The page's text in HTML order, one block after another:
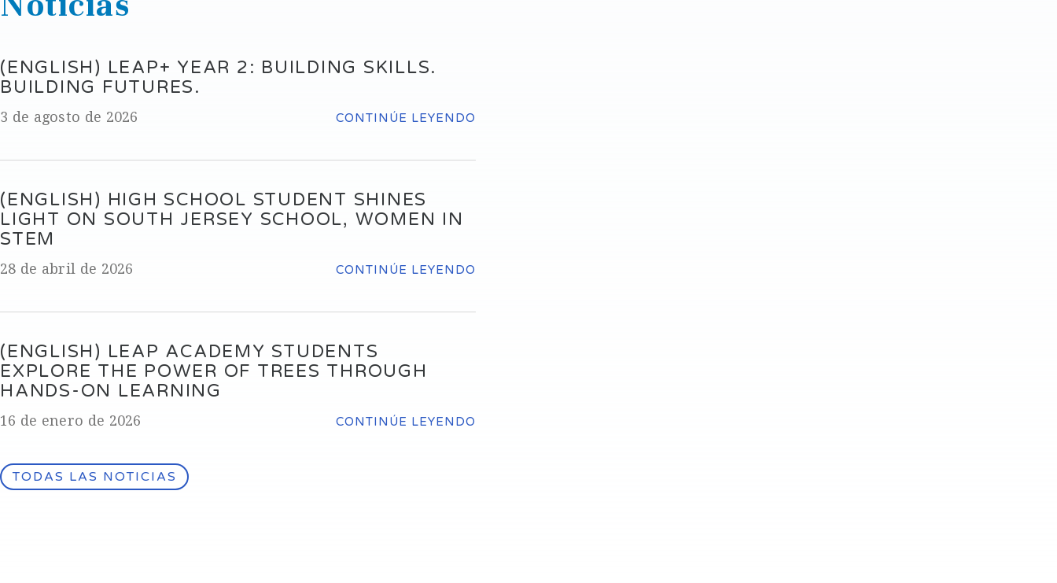
(ENGLISH) LEAP+ YEAR 2: BUILDING SKILLS.
BUILDING FUTURES.
3 de agosto de 2026 CONTINÚE LEYENDO
(ENGLISH) HIGH SCHOOL STUDENT SHINES
LIGHT ON SOUTH JERSEY SCHOOL, WOMEN IN
STEM
28 de abril de 2026 CONTINÚE LEYENDO
(ENGLISH) LEAP ACADEMY STUDENTS
EXPLORE THE POWER OF TREES THROUGH
HANDS-ON LEARNING
16 de enero de 2026 CONTINÚE LEYENDO
TODAS LAS NOTICIAS